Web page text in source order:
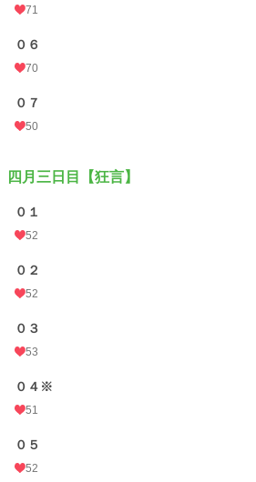
71
０６
70
０７
50
四月三日目【狂言】
０１
52
０２
52
０３
53
０４※
51
０５
52